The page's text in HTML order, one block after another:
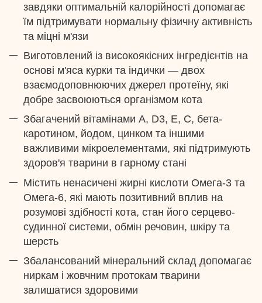
завдяки оптимальній калорійності допомагає
їм підтримувати нормальну фізичну активність
та міцні м'язи
Виготовлений із високоякісних інгредієнтів на
основі м'яса курки та індички — двох
взаємодоповнюючих джерел протеїну, які
добре засвоюються організмом кота
Збагачений вітамінами A, D3, E, С, бета-
каротином, йодом, цинком та іншими
важливими мікроелементами, які підтримують
здоров'я тварини в гарному стані
Містить ненасичені жирні кислоти Омега-3 та
Омега-6, які мають позитивний вплив на
розумові здібності кота, стан його серцево-
судинної системи, обмін речовин, шкіру та
шерсть
Збалансований мінеральний склад допомагає
ниркам і жовчним протокам тварини
залишатися здоровими